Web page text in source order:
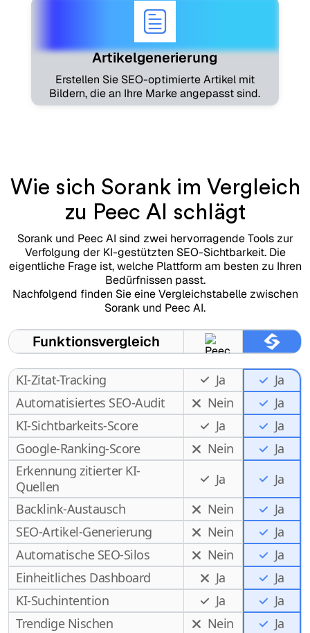
Artikelgenerierung
Erstellen Sie SEO-optimierte Artikel mit
Bildern, die an Ihre Marke angepasst sind.
Wie sich Sorank im Vergleich
zu Peec AI schlägt
Sorank und Peec AI sind zwei hervorragende Tools zur
Verfolgung der KI-gestützten SEO-Sichtbarkeit. Die
eigentliche Frage ist, welche Plattform am besten zu Ihren
Bedürfnissen passt.
Nachfolgend finden Sie eine Vergleichstabelle zwischen
Sorank und Peec AI.
Funktionsvergleich
KI-Zitat-Tracking Ja
Ja
Automatisiertes SEO-Audit
Nein
Ja
KI-Sichtbarkeits-Score
Ja
Ja
Google-Ranking-Score
Nein
Ja
Erkennung zitierter KI-
Quellen
Ja
Ja
Backlink-Austausch
Nein
Ja
SEO-Artikel-Generierung
Nein
Ja
Automatische SEO-Silos
Nein
Ja
Einheitliches Dashboard
Ja
Ja
KI-Suchintention
Ja
Ja
Trendige Nischen
Nein
Ja